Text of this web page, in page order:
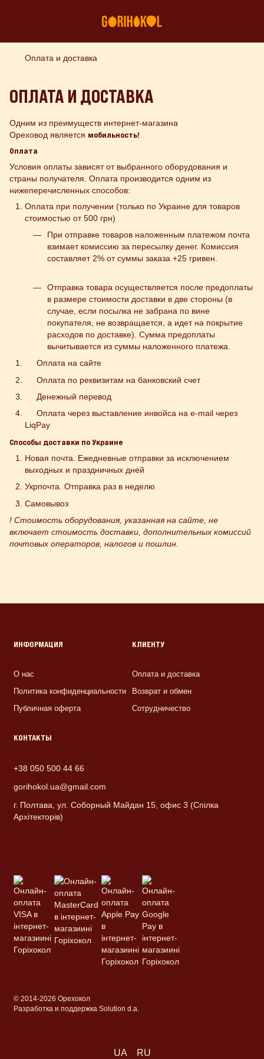
Оплата и доставка
ОПЛАТА И ДОСТАВКА
Одним из преимуществ интернет-магазина
Ореховод является мобильность!
Оплата
Условия оплаты зависят от выбранного оборудования и
страны получателя. Оплата производится одним из
нижеперечисленных способов:
Оплата при получении (только по Украине для товаров
стоимостью от 500 грн)
При отправке товаров наложенным платежом почта
взимает комиссию за пересылку денег. Комиссия
составляет 2% от суммы заказа +25 гривен.
Отправка товара осуществляется после предоплаты
в размере стоимости доставки в две стороны (в
случае, если посылка не забрана по вине
покупателя, не возвращается, а идет на покрытие
расходов по доставке). Сумма предоплаты
вычитывается из суммы наложенного платежа.
Оплата на сайте
Оплата по реквизитам на банковский счет
Денежный перевод
Оплата через выставление инвойса на e-mail через
LiqPay
Способы доставки по Украине
Новая почта. Ежедневные отправки за исключением
выходных и праздничных дней
Укрпочта. Отправка раз в неделю
Самовывоз
! Стоимость оборудования, указанная на сайте, не
включает стоимость доставки, дополнительных комиссий
почтовых операторов, налогов и пошлин.
ИНФОРМАЦИЯ
О нас
Политика конфиденциальности
Публичная оферта
КЛИЕНТУ
Оплата и доставка
Возврат и обмен
Сотрудничество
КОНТАКТЫ
+38 050 500 44 66
gorihokol.ua@gmail.com
г. Полтава, ул. Соборный Майдан 15, офис 3 (Спілка
Архітекторів)
© 2014-2026 Орехокол
Разработка и поддержка Solution d.a.
UA RU